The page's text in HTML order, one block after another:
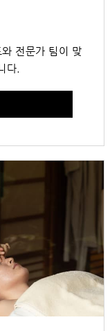
전문가 팀이 맞
다.